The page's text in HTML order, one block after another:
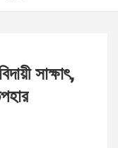
সাক্ষাৎ,